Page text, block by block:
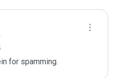
for spamming.